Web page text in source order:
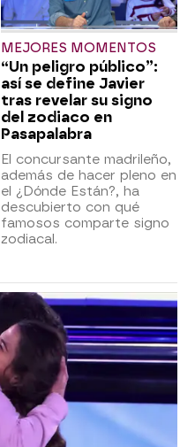
MEJORES MOMENTOS
“Un peligro público”:
así se define Javier
tras revelar su signo
del zodiaco en
Pasapalabra
El concursante madrileño,
además de hacer pleno en
el ¿Dónde Están?, ha
descubierto con qué
famosos comparte signo
zodiacal.